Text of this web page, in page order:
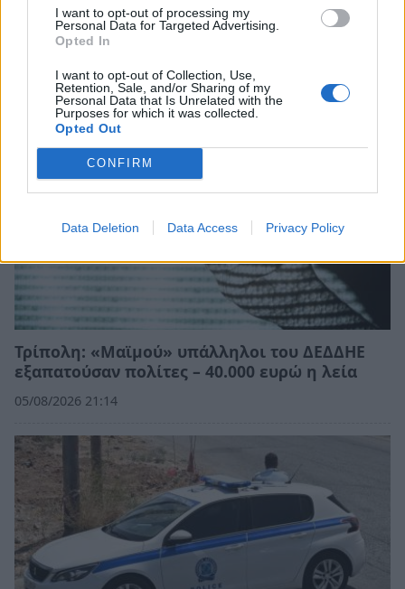
I want to opt-out of processing my
Personal Data for Targeted Advertising.
Opted In
I want to opt-out of Collection, Use,
Retention, Sale, and/or Sharing of my
Personal Data that Is Unrelated with the
Purposes for which it was collected.
Opted Out
CONFIRM
Data Deletion Data Access Privacy Policy
Από τη Λιβύη στο Ταίναρο: Οι 32 αλλοδαποί
υπέδειξαν ως διακινητές δύο Αιγύπτιους
06/08/2026 13:02
Τρίπολη: «Μαϊμού» υπάλληλοι του ΔΕΔΔΗΕ
εξαπατούσαν πολίτες – 40.000 ευρώ η λεία
05/08/2026 21:14